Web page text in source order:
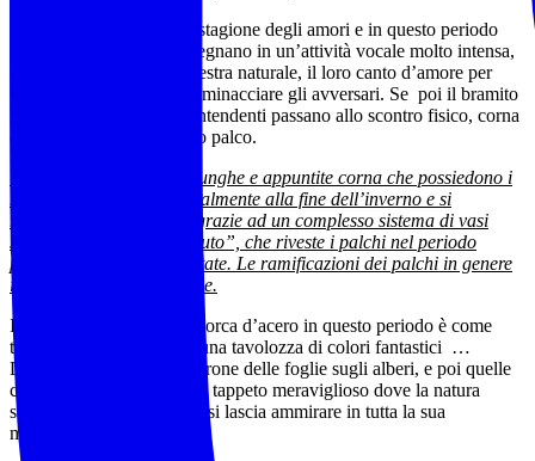
Per i cervi è l’autunno la stagione degli amori e in questo periodo
dell’anno i maschi si impegnano in un’attività vocale molto intensa,
intonando, come un’orchestra naturale, il loro canto d’amore per
conquistare le femmine e minacciare gli avversari. Se poi il bramito
non dovesse bastare, i contendenti passano allo scontro fisico, corna
contro corna, palco contro palco.
Curiosità: I palchi sono lunghe e appuntite corna che possiedono i
maschi che cadono naturalmente alla fine dell’inverno e si
riformano in pochi mesi grazie ad un complesso sistema di vasi
sanguigni chiamato “velluto”, che riveste i palchi nel periodo
primaverile ed a inizio estate. Le ramificazioni dei palchi in genere
indicano l’età dell’animale.
Immergersi nel bosco di Forca d’acero in questo periodo è come
tuffarsi in un quadro con una tavolozza di colori fantastici …
L’arancio, il rosso e il marrone delle foglie sugli alberi, e poi quelle
cadute in terra formano un tappeto meraviglioso dove la natura
selvaggia e incontaminata si lascia ammirare in tutta la sua
maestosità!